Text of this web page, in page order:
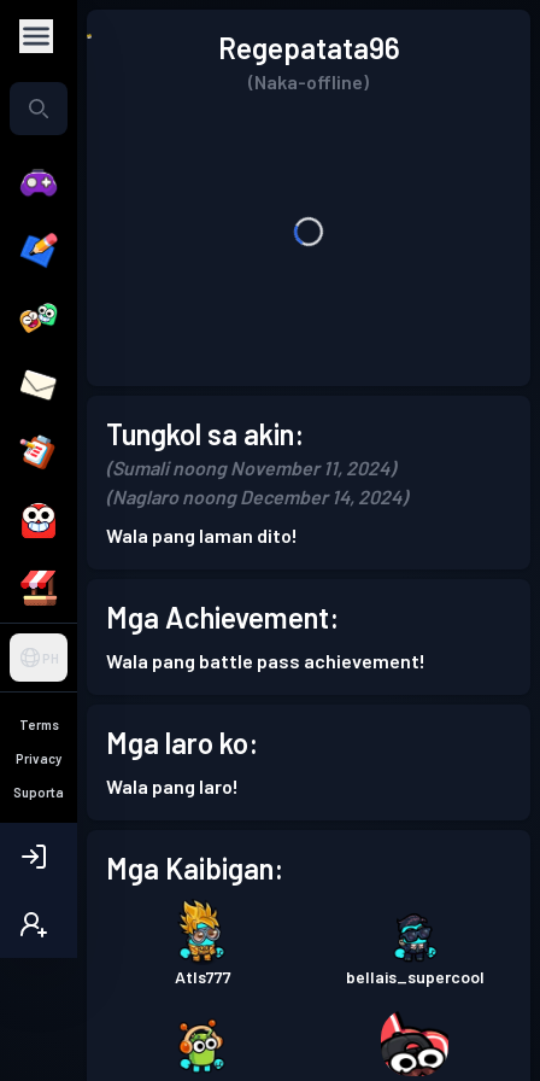
PH
Terms
Privacy
Suporta
Regepatata96
(Naka-offline)
Tungkol sa akin:
(Sumali noong November 11, 2024)
(Naglaro noong December 14, 2024)
Wala pang laman dito!
Mga Achievement:
Wala pang battle pass achievement!
Mga laro ko:
Wala pang laro!
Mga Kaibigan:
Atls777 bellais_supercool